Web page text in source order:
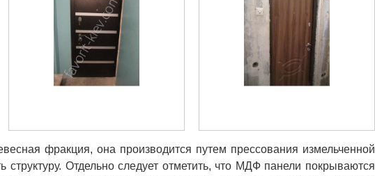
фракция, она производится путем прессования измельченной
Отдельно следует отметить, что МДФ панели покрываются